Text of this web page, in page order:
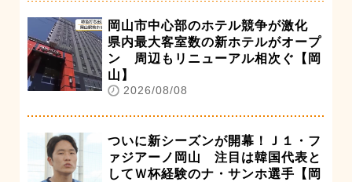
岡山市中心部のホテル競争が激化
県内最大客室数の新ホテルがオープ
ン 周辺もリニューアル相次ぐ【岡
山】
2026/08/08
ついに新シーズンが開幕！Ｊ１・フ
ァジアーノ岡山 注目は韓国代表と
してＷ杯経験のナ・サンホ選手【岡